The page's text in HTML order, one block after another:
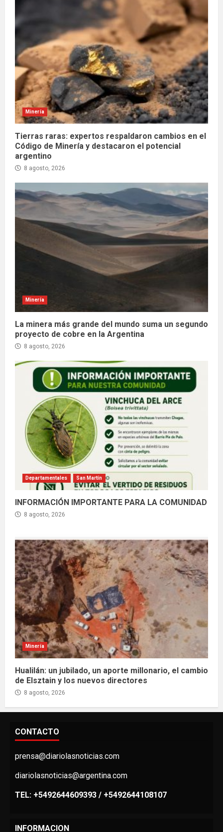
Minería
Tierras raras: expertos respaldaron cambios en el
Código de Minería y destacaron el potencial
argentino
8 agosto, 2026
Minería
La minera más grande del mundo suma un segundo
proyecto de cobre en la Argentina
8 agosto, 2026
Departamentales San Martín
INFORMACIÓN IMPORTANTE PARA LA COMUNIDAD
8 agosto, 2026
Minería
Hualilán: un jubilado, un aporte millonario, el cambio
de Elsztain y los nuevos directores
8 agosto, 2026
CONTACTO
prensa@diariolasnoticias.com
diariolasnoticias@argentina.com
TEL: +5492644609393 / +5492644108107
INFORMACION